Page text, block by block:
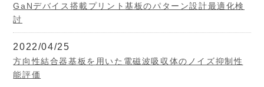
GaNデバイス搭載プリント基板のパターン設計最適化検
討
2022/04/25
方向性結合器基板を用いた電磁波吸収体のノイズ抑制性
能評価